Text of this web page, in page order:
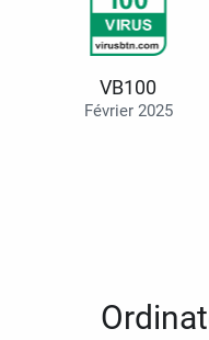
VB100
Février 2025